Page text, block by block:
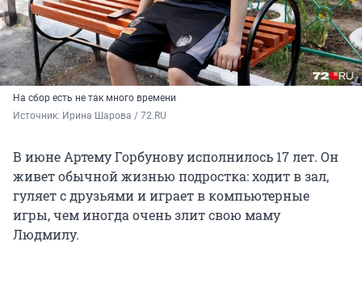
На сбор есть не так много времени
Источник: Ирина Шарова / 72.RU
В июне Артему Горбунову исполнилось 17 лет. Он
живет обычной жизнью подростка: ходит в зал,
гуляет с друзьями и играет в компьютерные
игры, чем иногда очень злит свою маму
Людмилу.